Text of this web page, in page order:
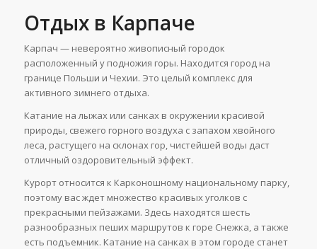
Отдых в Карпаче
Карпач — невероятно живописный городок
расположенный у подножия горы. Находится город на
границе Польши и Чехии. Это целый комплекс для
активного зимнего отдыха.
Катание на лыжах или санках в окружении красивой
природы, свежего горного воздуха с запахом хвойного
леса, растущего на склонах гор, чистейшей воды даст
отличный оздоровительный эффект.
Курорт относится к Карконошному национальному парку,
поэтому вас ждет множество красивых уголков с
прекрасными пейзажами. Здесь находятся шесть
разнообразных пеших маршрутов к горе Снежка, а также
есть подъемник. Катание на санках в этом городе станет